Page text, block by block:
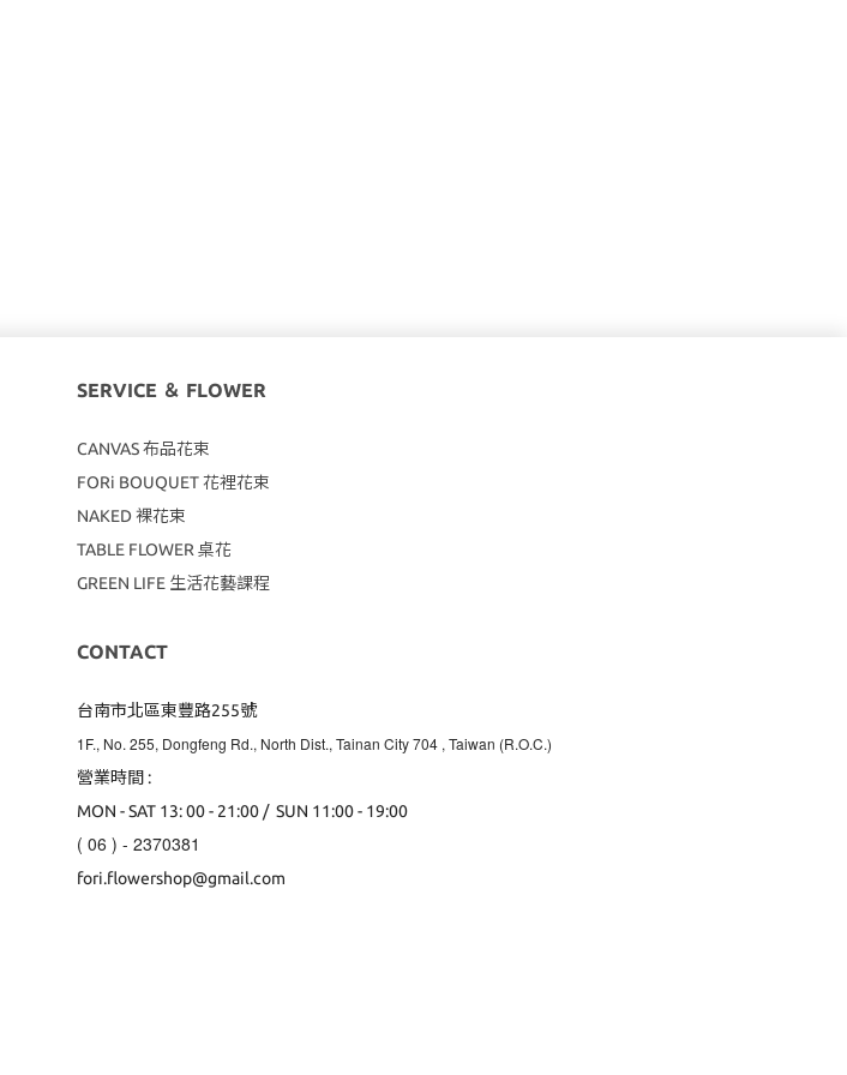
SERVICE ＆ FLOWER
CANVAS布品花束
FORi BOUQUET 花裡花束
NAKED 裸花束
TABLE FLOWER 桌花
GREEN LIFE 生活花藝課程
CONTACT
台南市北區東豐路255號
1F., No. 255, Dongfeng Rd., North Dist., Tainan City 704 , Taiwan (R.O.C.)
營業時間 :
MON - SAT 13: 00 - 21:00 / SUN 11:00 - 19:00
( 06 ) - 2370381
fori.flowershop@gmail.com